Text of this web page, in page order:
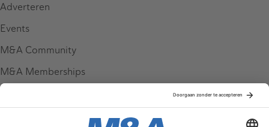
Adverteren
Events
M&A Community
M&A Memberships